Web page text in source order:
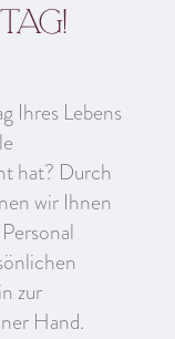
Ihres Lebens
hat? Durch
wir Ihnen
zur
Hand.